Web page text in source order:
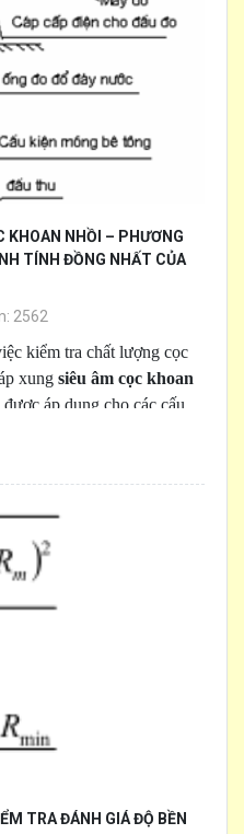
KHOAN NHỒI – PHƯƠNG
TÍNH ĐỒNG NHẤT CỦA
2562
kiểm tra chất lượng cọc
xung siêu âm cọc khoan
được áp dụng cho các cấu
sẵn các ống đo siêu âm
cọc ba - ret và các móng
TRA ĐÁNH GIÁ ĐỘ BỀN